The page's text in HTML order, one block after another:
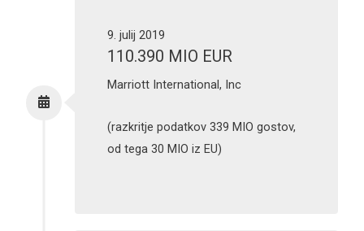
9. julij 2019
110.390 MIO EUR
Marriott International, Inc
(razkritje podatkov 339 MIO gostov,
od tega 30 MIO iz EU)